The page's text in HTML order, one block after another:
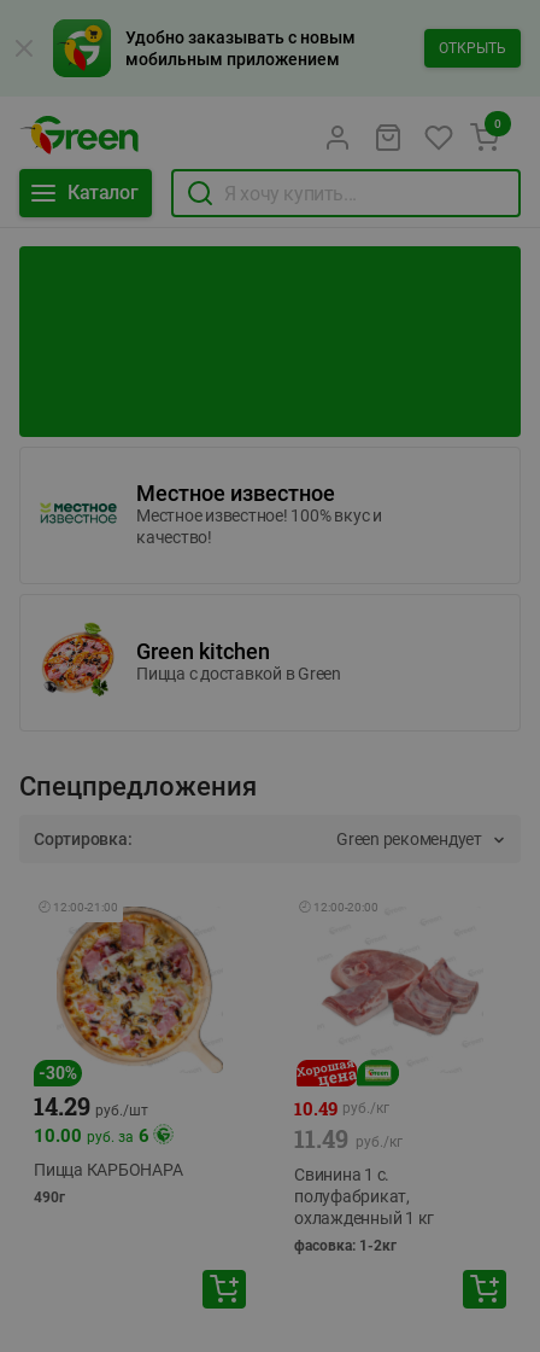
Удобно заказывать с новым
мобильным приложением
ОТКРЫТЬ
Каталог
0
Местное известное
Местное известное! 100% вкус и
качество!
Green kitchen
Пицца c доставкой в Green
Спецпредложения
Сортировка: Green рекомендует
🕘 12:00-21:00
-30%
14.29 руб./шт
10.00 руб. за 6
Пицца КАРБОНАРА
490г
🕘 12:00-20:00
10.49 руб./кг
11.49 руб./кг
Свинина 1 с.
полуфабрикат,
охлажденный 1 кг
фасовка: 1-2кг